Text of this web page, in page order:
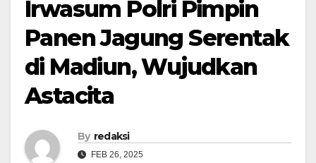
Irwasum Polri Pimpin
Panen Jagung Serentak
di Madiun, Wujudkan
Astacita
By redaksi
FEB 26, 2025